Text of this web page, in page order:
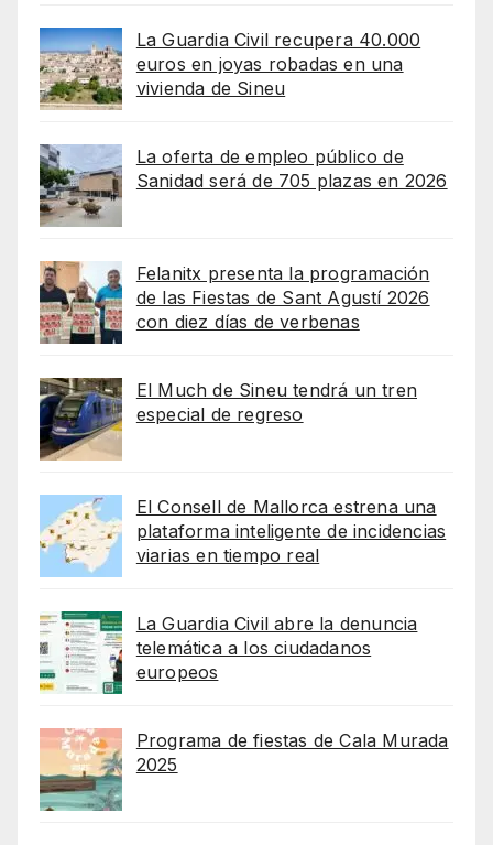
La Guardia Civil recupera 40.000
euros en joyas robadas en una
vivienda de Sineu
La oferta de empleo público de
Sanidad será de 705 plazas en 2026
Felanitx presenta la programación
de las Fiestas de Sant Agustí 2026
con diez días de verbenas
El Much de Sineu tendrá un tren
especial de regreso
El Consell de Mallorca estrena una
plataforma inteligente de incidencias
viarias en tiempo real
La Guardia Civil abre la denuncia
telemática a los ciudadanos
europeos
Programa de fiestas de Cala Murada
2025